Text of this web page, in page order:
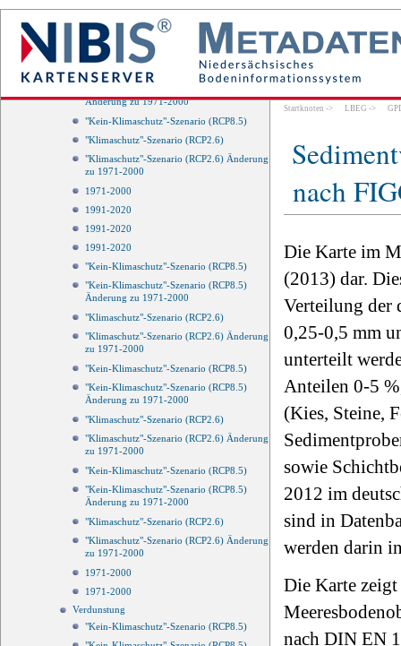
Änderung zu 1971-2000
"Klimaschutz"-Szenario (RCP2.6)
"Klimaschutz"-Szenario (RCP2.6) Änderung
zu 1971-2000
Änderung zu 1971-2000
"Kein-Klimaschutz"-Szenario (RCP8.5)
"Klimaschutz"-Szenario (RCP2.6)
"Klimaschutz"-Szenario (RCP2.6) Änderung
zu 1971-2000
1971-2000
1991-2020
1991-2020
1991-2020
"Kein-Klimaschutz"-Szenario (RCP8.5)
"Kein-Klimaschutz"-Szenario (RCP8.5)
Änderung zu 1971-2000
"Klimaschutz"-Szenario (RCP2.6)
"Klimaschutz"-Szenario (RCP2.6) Änderung
zu 1971-2000
"Kein-Klimaschutz"-Szenario (RCP8.5)
"Kein-Klimaschutz"-Szenario (RCP8.5)
Änderung zu 1971-2000
"Klimaschutz"-Szenario (RCP2.6)
"Klimaschutz"-Szenario (RCP2.6) Änderung
zu 1971-2000
"Kein-Klimaschutz"-Szenario (RCP8.5)
"Kein-Klimaschutz"-Szenario (RCP8.5)
Änderung zu 1971-2000
"Klimaschutz"-Szenario (RCP2.6)
"Klimaschutz"-Szenario (RCP2.6) Änderung
zu 1971-2000
1971-2000
1971-2000
Verdunstung
"Kein-Klimaschutz"-Szenario (RCP8.5)
Startknoten -> LBEG ->
nach
Die Karte im
(2013) dar.
Verteilung der
0,25-0,5 mm
unterteilt
Anteilen 0-5
(Kies, Steine,
sowie
2012 im
sind in
werden darin
Die Karte
nach DIN EN